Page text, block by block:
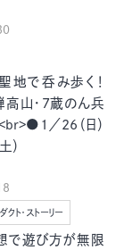
ポット
験
地で呑み歩く！
高山・7蔵のん兵
／26（日）
）
クト・ストーリー
で遊び方が無限